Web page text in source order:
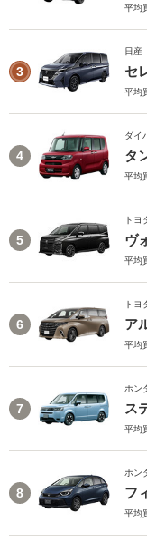
平均
3
日産
セ
平均
4
ダイ
タ
平均
5
トヨ
ヴ
平均
6
トヨ
ア
平均
7
ホン
ス
平均
8
ホン
フ
平均